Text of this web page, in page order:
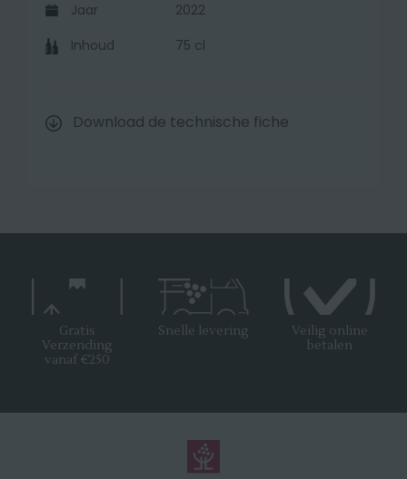
Jaar
2022
Inhoud
75 cl
Download de technische fiche
Gratis
Verzending
vanaf €250
Snelle levering
Veilig online
betalen